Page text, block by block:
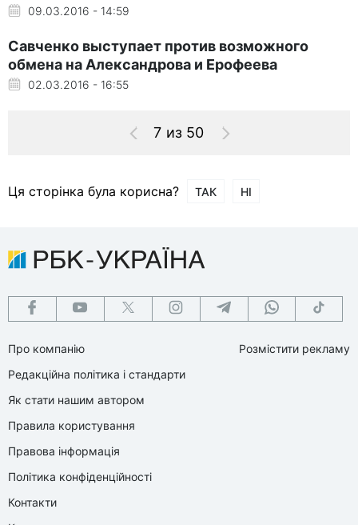
09.03.2016 - 14:59
Савченко выступает против возможного
обмена на Александрова и Ерофеева
02.03.2016 - 16:55
7 из 50
Ця сторінка була корисна? ТАК НІ
Про компанію
Редакційна політика і стандарти
Як стати нашим автором
Правила користування
Правова інформація
Політика конфіденційності
Контакти
Розмістити рекламу